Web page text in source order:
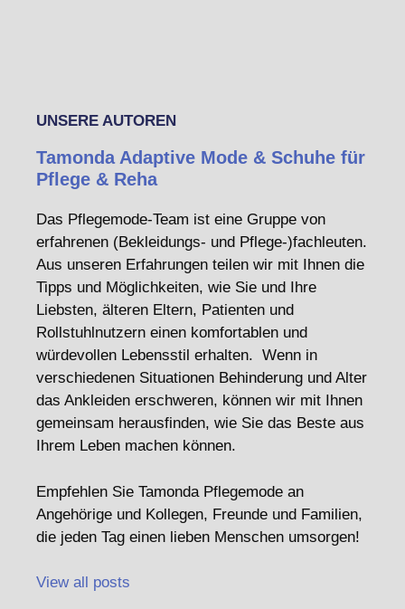
UNSERE AUTOREN
Tamonda Adaptive Mode & Schuhe für
Pflege & Reha
Das Pflegemode-Team ist eine Gruppe von
erfahrenen (Bekleidungs- und Pflege-)fachleuten.
Aus unseren Erfahrungen teilen wir mit Ihnen die
Tipps und Möglichkeiten, wie Sie und Ihre
Liebsten, älteren Eltern, Patienten und
Rollstuhlnutzern einen komfortablen und
würdevollen Lebensstil erhalten. Wenn in
verschiedenen Situationen Behinderung und Alter
das Ankleiden erschweren, können wir mit Ihnen
gemeinsam herausfinden, wie Sie das Beste aus
Ihrem Leben machen können.
Empfehlen Sie Tamonda Pflegemode an
Angehörige und Kollegen, Freunde und Familien,
die jeden Tag einen lieben Menschen umsorgen!
View all posts